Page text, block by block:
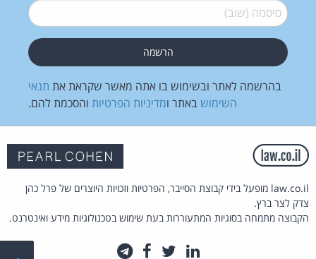
סיסמה (שוב)*
בהרשמה לאתר ובשימוש בו אתה מאשר שקראת את תנאי
השימוש באתר ומדיניות הפרטיות והסכמת להם.
law.co.il מופעל בידי קבוצת הסייבר, הפרטיות וזכויות היוצרים של פרל כהן
צדק לצר ברץ.
הקבוצה מתמחה בסוגיות המתעוררות בעת שימוש בטכנולוגיות מידע ואינטרנט.
לינקדאין
טוויטרפייסבוק